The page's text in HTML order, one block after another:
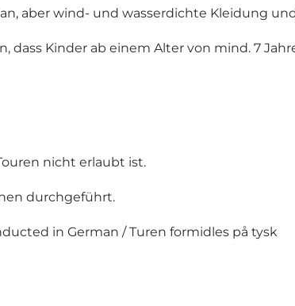
aber wind- und wasserdichte Kleidung
dass Kinder ab einem Alter von mind. 7
nicht erlaubt ist.
durchgeführt.
in German / Turen formidles på tysk